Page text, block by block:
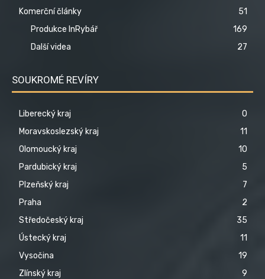
Komerční články
51
Produkce InRybář
169
Další videa
27
SOUKROMÉ REVÍRY
Liberecký kraj
0
Moravskoslezský kraj
11
Olomoucký kraj
10
Pardubický kraj
5
Plzeňský kraj
7
Praha
2
Středočeský kraj
35
Ústecký kraj
11
Vysočina
19
Zlínský kraj
9